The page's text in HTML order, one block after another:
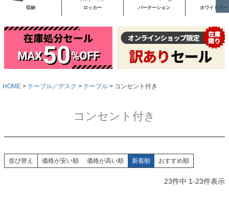
収納 ロッカー パーテーション ホワイトボー
HOME テーブル／デスク テーブル コンセント付き
コンセント付き
並び替え 価格が安い順 価格が高い順 新着順 おすすめ順
23件中 1-23件表示